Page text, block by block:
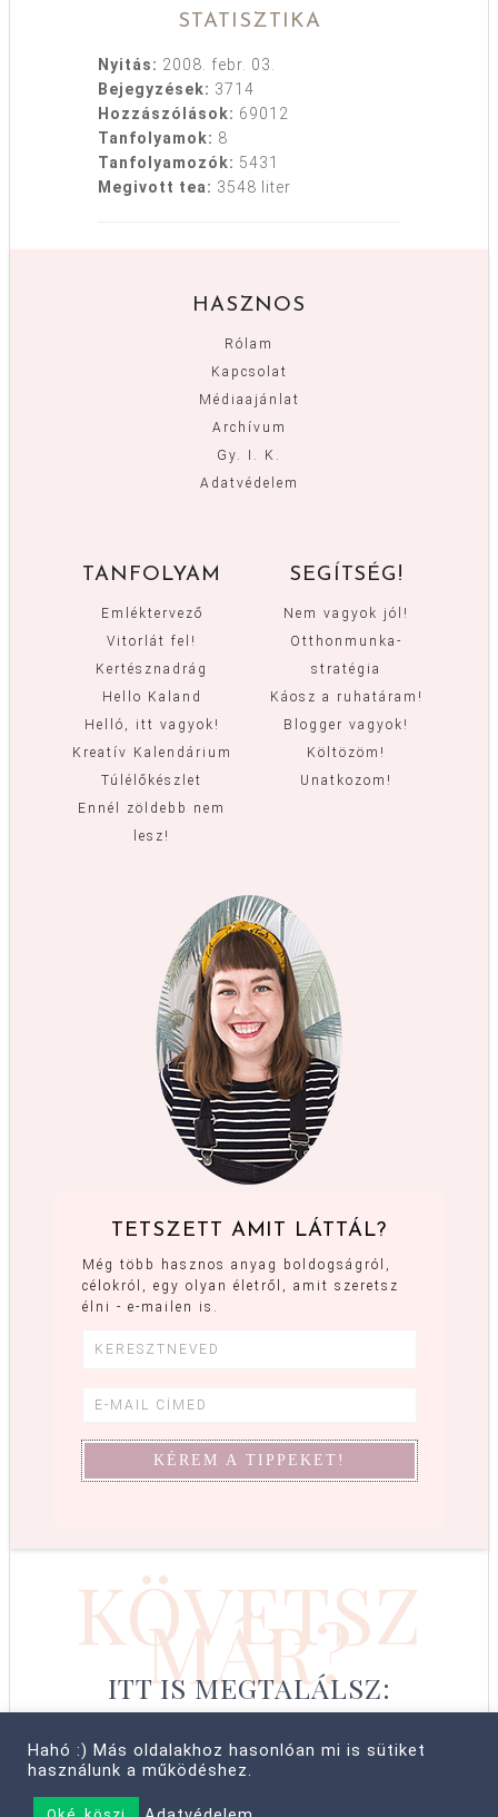
STATISZTIKA
Nyitás: 2008. febr. 03.
Bejegyzések: 3714
Hozzászólások: 69012
Tanfolyamok: 8
Tanfolyamozók: 5431
Megivott tea: 3548 liter
HASZNOS
Rólam
Kapcsolat
Médiaajánlat
Archívum
Gy. I. K.
Adatvédelem
TANFOLYAM
Emléktervező
Vitorlát fel!
Kertésznadrág
Hello Kaland
Helló, itt vagyok!
Kreatív Kalendárium
Túlélőkészlet
Ennél zöldebb nem
lesz!
SEGÍTSÉG!
Nem vagyok jól!
Otthonmunka-
stratégia
Káosz a ruhatáram!
Blogger vagyok!
Költözöm!
Unatkozom!
TETSZETT AMIT LÁTTÁL?
Még több hasznos anyag boldogságról,
célokról, egy olyan életről, amit szeretsz
élni - e-mailen is.
KÖVETSZ
MÁR?
ITT IS MEGTALÁLSZ:
© COPYRIGHT 2008–2026 CABBIT SUPREME LTD, FARKAS LÍVIA
• MINDEN JOG FENNTARTVA! ·
Hahó :) Más oldalakhoz hasonlóan mi is sütiket
használunk a működéshez.